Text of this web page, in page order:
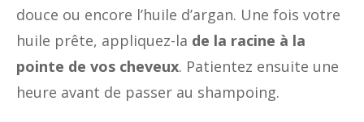
douce ou encore l’huile d’argan. Une fois votre
huile prête, appliquez-la de la racine à la
pointe de vos cheveux. Patientez ensuite une
heure avant de passer au shampoing.